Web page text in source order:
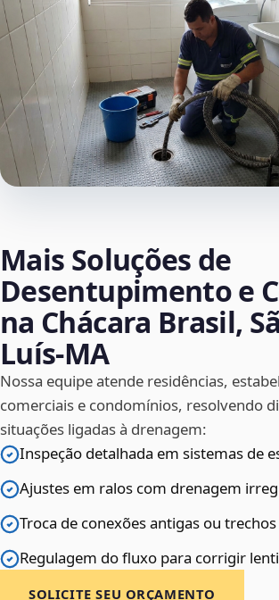
Mais Soluções de
Desentupimento e
na Chácara Brasil,
Luís‑MA
Nossa equipe atende residências,
comerciais e condomínios, resolvendo
situações ligadas à drenagem:
Inspeção detalhada em sistemas de
Ajustes em ralos com drenagem
Troca de conexões antigas ou
Regulagem do fluxo para corrigir
SOLICITE SEU ORÇAMENTO